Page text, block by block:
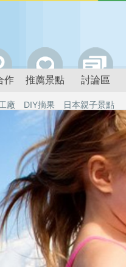
作 推薦景點 討論區
廠 DIY摘果 日本親子景點